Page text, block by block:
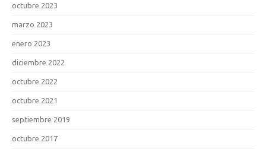
octubre 2023
marzo 2023
enero 2023
diciembre 2022
octubre 2022
octubre 2021
septiembre 2019
octubre 2017